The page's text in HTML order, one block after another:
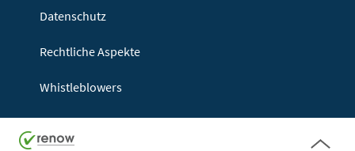
Datenschutz
Rechtliche Aspekte
Whistleblowers